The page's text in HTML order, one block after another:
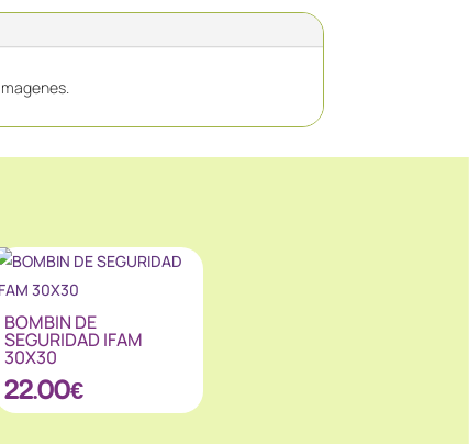
BOMBIN DE
SEGURIDAD IFAM
30X30
22.00€